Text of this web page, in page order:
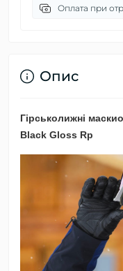
Оплата при
Опис
Гірськолижні
Black Gloss Rp